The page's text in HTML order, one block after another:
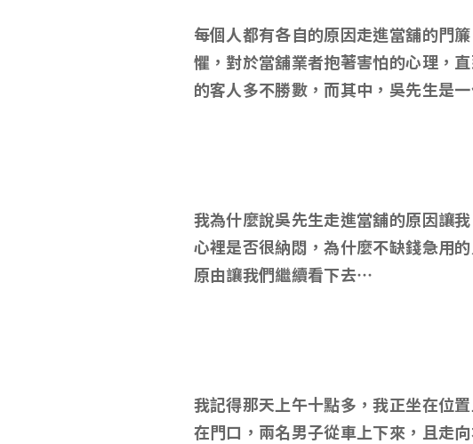
每個人都有各自的原因走進當舖的門
懼，對於當舖業者抱著害怕的心理，
的客人多不勝數，而其中，吳先生是
我為什麼說吳先生走進當舖的原因讓
心裡是否很納悶，為什麼不缺錢急用
原由讓我們繼續看下去…
我記得那天上午十點多，我正坐在位
在門口，兩名男子從車上下來，且走